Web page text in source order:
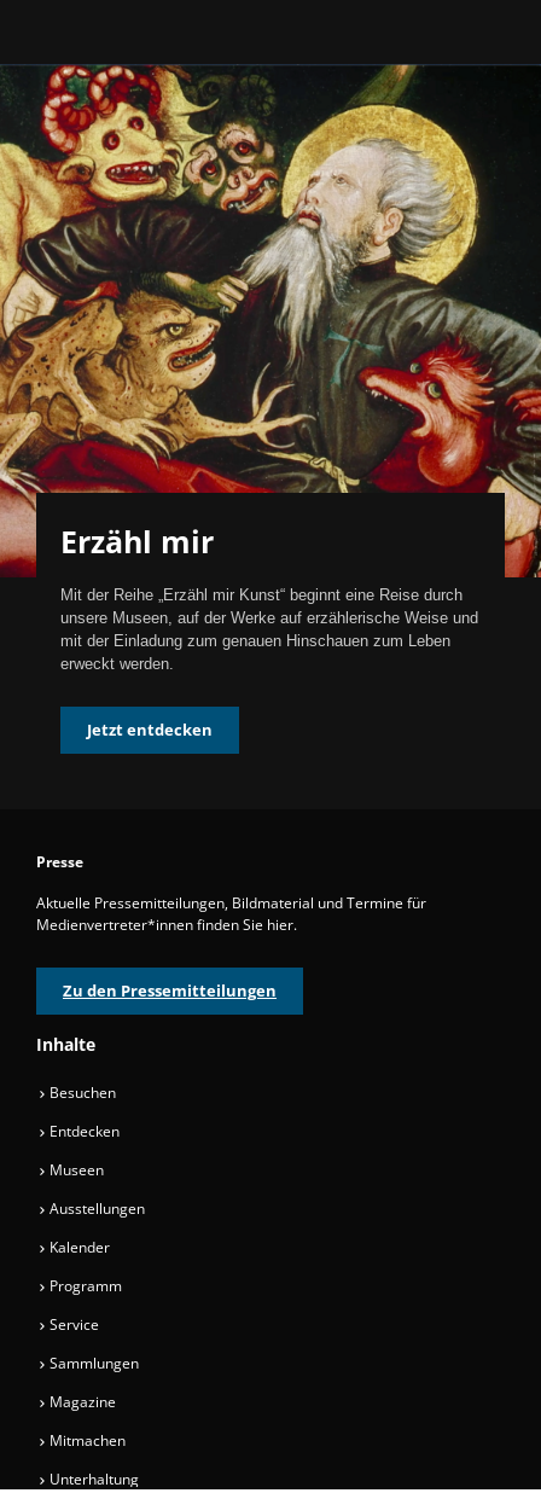
Erzähl mir
Mit der Reihe „Erzähl mir Kunst“ beginnt eine Reise durch
unsere Museen, auf der Werke auf erzählerische Weise und
mit der Einladung zum genauen Hinschauen zum Leben
erweckt werden.
Jetzt entdecken
Presse
Aktuelle Pressemitteilungen, Bildmaterial und Termine für
Medienvertreter*innen finden Sie hier.
Zu den Pressemitteilungen
Inhalte
Besuchen
Entdecken
Museen
Ausstellungen
Kalender
Programm
Service
Sammlungen
Magazine
Mitmachen
Unterhaltung